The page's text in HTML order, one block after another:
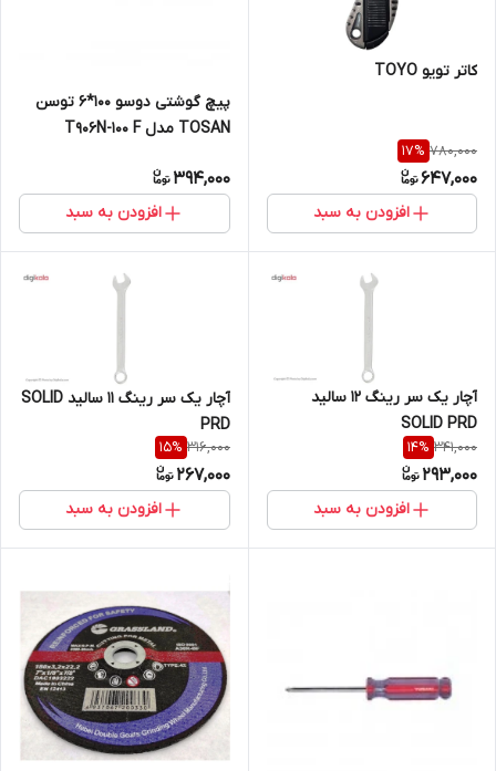
کاتر تویو TOYO
780,000
17%
647,000
افزودن به سبد
پیچ گوشتی دوسو 100*6 توسن
TOSAN مدل T906N-100 F
394,000
افزودن به سبد
آچار یک سر رینگ 12 سالید
SOLID PRD
341,000
14%
293,000
افزودن به سبد
آچار یک سر رینگ 11 سالید SOLID
PRD
316,000
15%
267,000
افزودن به سبد